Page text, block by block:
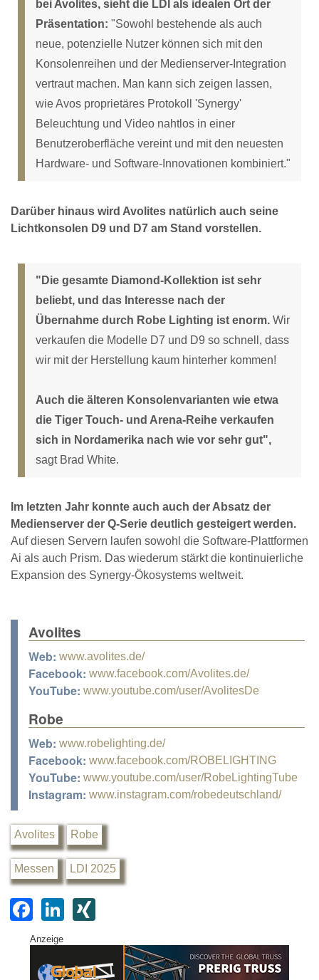
bei Avolites, sieht die LDI als idealen Ort der
Präsentation: "Sowohl bestehende als auch
neue, potenzielle Nutzer können sich mit den
Konsolenreihen und der Medienserver-Integration
vertraut machen. Man kann sich zeigen lassen,
wie Avos proprietäres Protokoll 'Synergy'
Beleuchtung und Video nahtlos in einer
Benutzeroberfläche vereint und mit den neuesten
Hardware- und Software-Innovationen kombiniert."
Darüber hinaus wird Avolites natürlich auch seine
Lichtkonsolen D9 und D7 am Stand vorstellen.
"Die gesamte Diamond-Kollektion ist sehr
beliebt, und das Interesse nach der
Übernahme durch Robe Lighting ist enorm. Wir
verkaufen die Modelle D7 und D9 so schnell, dass
wir mit der Herstellung kaum hinterher kommen!
Auch die älteren Konsolenvarianten wie etwa
die Tiger Touch- und Arena-Reihe verkaufen
sich in Nordamerika nach wie vor sehr gut",
sagt Brad White.
Im letzten Jahr konnte auch auch der Absatz der
Medienserver der Q-Serie deutlich gesteigert werden.
Auf diesen Servern laufen sowohl die Software-Plattformen
Ai als auch Prism. Das wiederum stärkt die kontinuierliche
Expansion des Synergy-Ökosystems weltweit.
Avolites
Web: www.avolites.de/
Facebook: www.facebook.com/Avolites.de/
YouTube: www.youtube.com/user/AvolitesDe
Robe
Web: www.robelighting.de/
Facebook: www.facebook.com/ROBELIGHTING
YouTube: www.youtube.com/user/RobeLightingTube
Instagram: www.instagram.com/robedeutschland/
Avolites Robe
Messen LDI 2025
F
a
c
Li
k
G
Anzeige